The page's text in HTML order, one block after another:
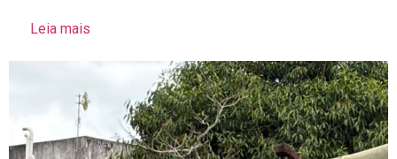
Leia mais